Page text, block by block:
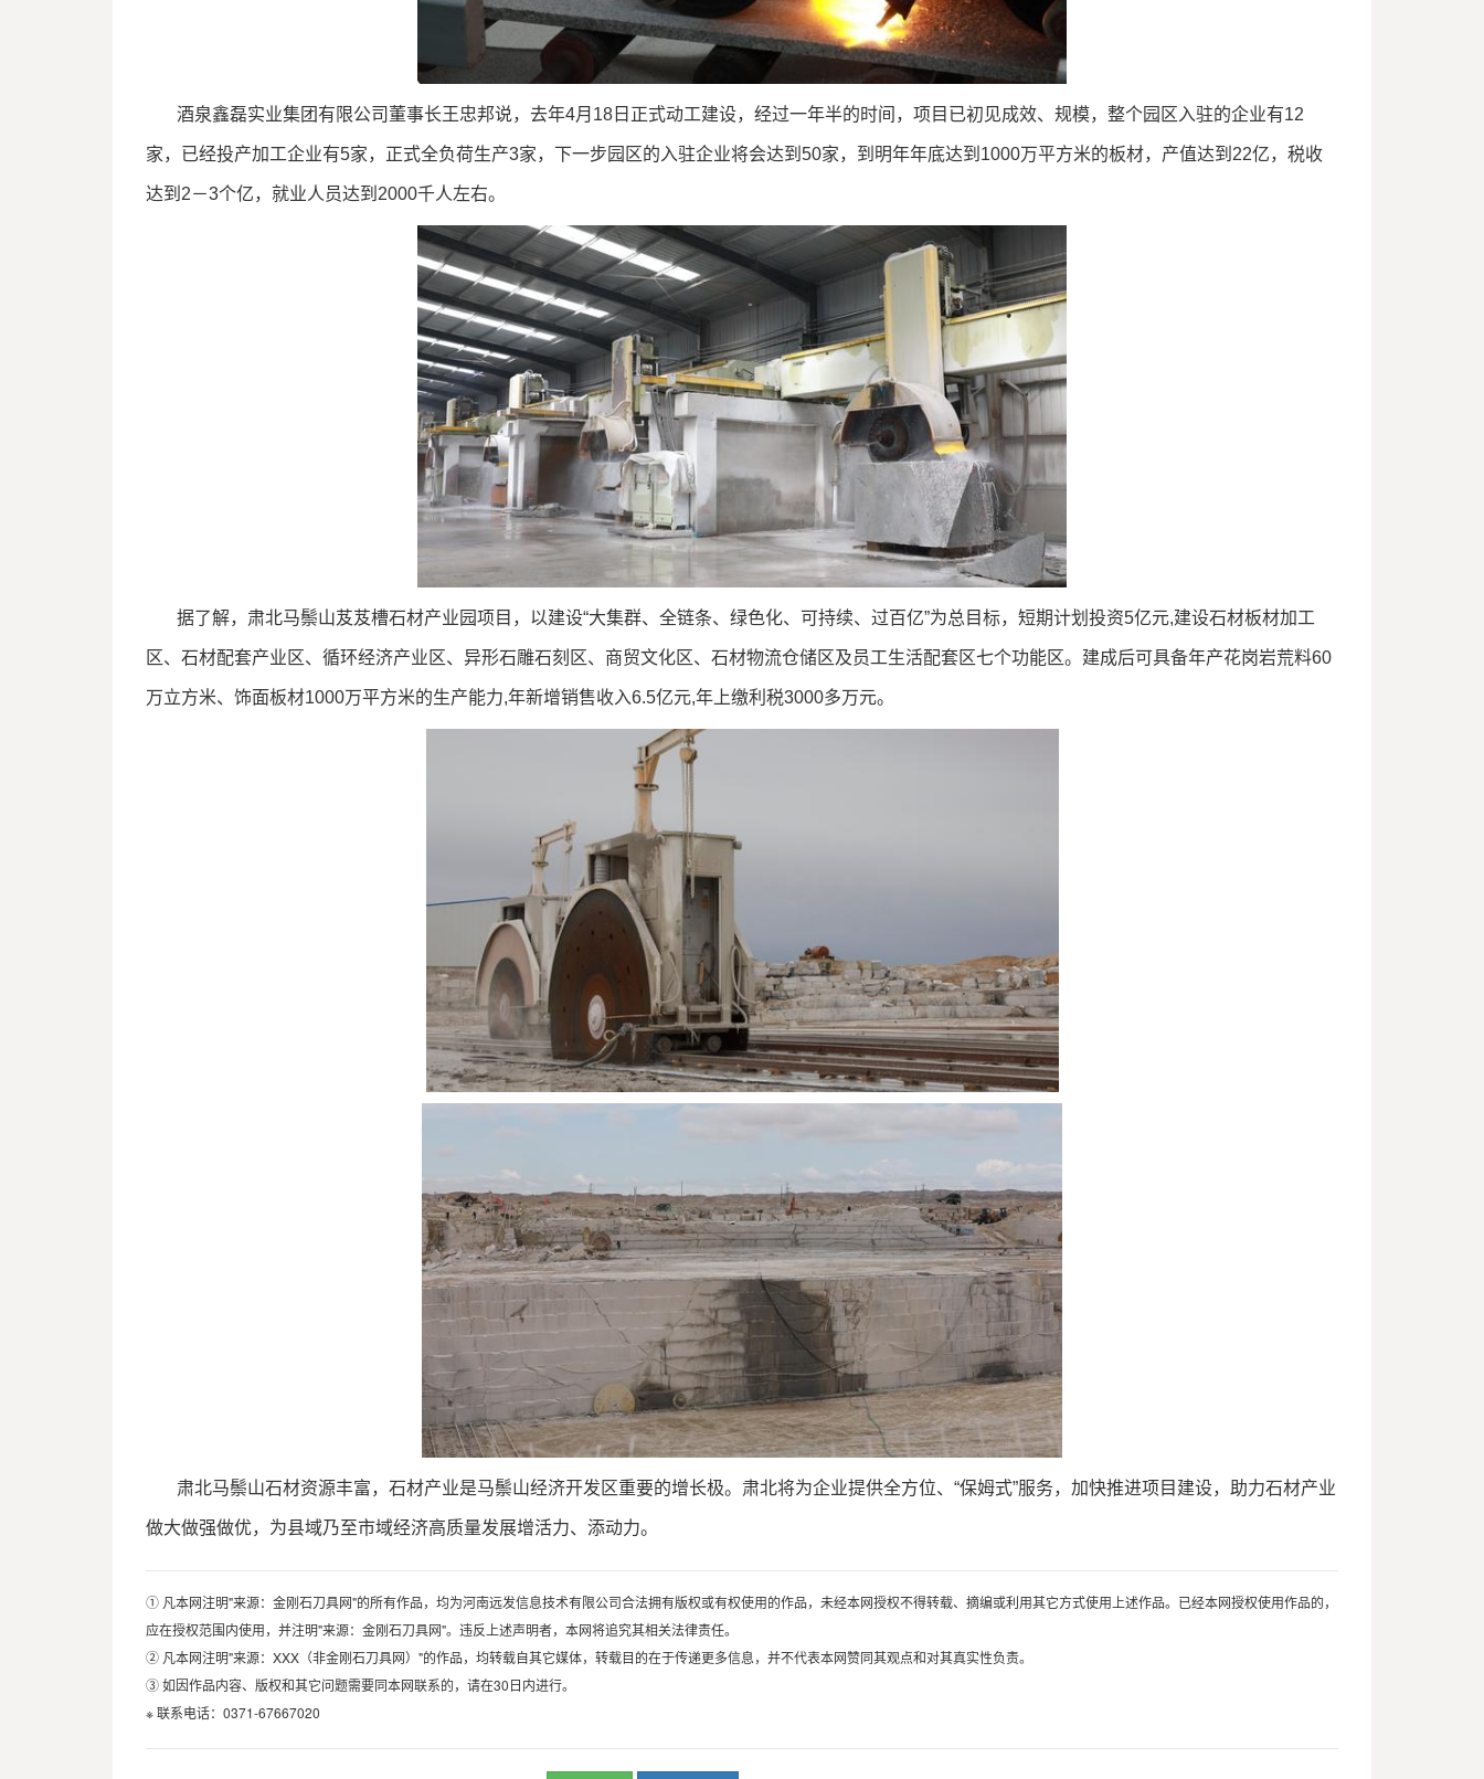
酒泉鑫磊实业集团有限公司董事长王忠邦说，去年4月18日正式动工建设，经过一年半的时间，项目已初见成效、规模，整个园区入驻的企业有12
家，已经投产加工企业有5家，正式全负荷生产3家，下一步园区的入驻企业将会达到50家，到明年年底达到1000万平方米的板材，产值达到22亿，税收
达到2－3个亿，就业人员达到2000千人左右。
据了解，肃北马鬃山芨芨槽石材产业园项目，以建设“大集群、全链条、绿色化、可持续、过百亿”为总目标，短期计划投资5亿元,建设石材板材加工
区、石材配套产业区、循环经济产业区、异形石雕石刻区、商贸文化区、石材物流仓储区及员工生活配套区七个功能区。建成后可具备年产花岗岩荒料60
万立方米、饰面板材1000万平方米的生产能力,年新增销售收入6.5亿元,年上缴利税3000多万元。
肃北马鬃山石材资源丰富，石材产业是马鬃山经济开发区重要的增长极。肃北将为企业提供全方位、“保姆式”服务，加快推进项目建设，助力石材产业
做大做强做优，为县域乃至市域经济高质量发展增活力、添动力。
① 凡本网注明"来源：金刚石刀具网"的所有作品，均为河南远发信息技术有限公司合法拥有版权或有权使用的作品，未经本网授权不得转载、摘编或利用其它方式使用上述作品。已经本网授权使用作品的，
应在授权范围内使用，并注明"来源：金刚石刀具网"。违反上述声明者，本网将追究其相关法律责任。
② 凡本网注明"来源：XXX（非金刚石刀具网）"的作品，均转载自其它媒体，转载目的在于传递更多信息，并不代表本网赞同其观点和对其真实性负责。
③ 如因作品内容、版权和其它问题需要同本网联系的，请在30日内进行。
※ 联系电话：0371-67667020